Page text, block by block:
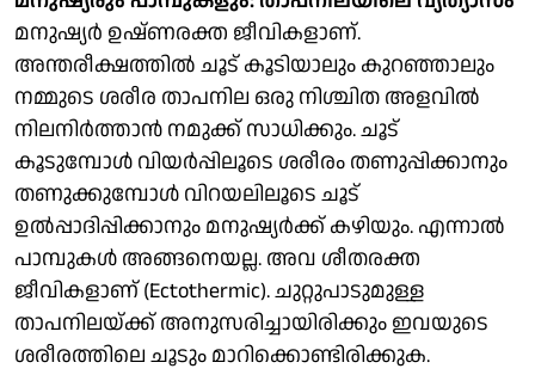
മനുഷ്യർ ഉഷ്ണരക്ത ജീവികളാണ്.
അന്തരീക്ഷത്തിൽ ചൂട് കൂടിയാലും കുറഞ്ഞാലും
നമ്മുടെ ശരീര താപനില ഒരു നിശ്ചിത അളവിൽ
നിലനിർത്താൻ നമുക്ക് സാധിക്കും. ചൂട്
കൂടുമ്പോൾ വിയർപ്പിലൂടെ ശരീരം തണുപ്പിക്കാനും
തണുക്കുമ്പോൾ വിറയലിലൂടെ ചൂട്
ഉൽപ്പാദിപ്പിക്കാനും മനുഷ്യർക്ക് കഴിയും. എന്നാൽ
പാമ്പുകൾ അങ്ങനെയല്ല. അവ ശീതരക്ത
ജീവികളാണ് (Ectothermic). ചുറ്റുപാടുമുള്ള
താപനിലയ്ക്ക് അനുസരിച്ചായിരിക്കും ഇവയുടെ
ശരീരത്തിലെ ചൂടും മാറിക്കൊണ്ടിരിക്കുക.